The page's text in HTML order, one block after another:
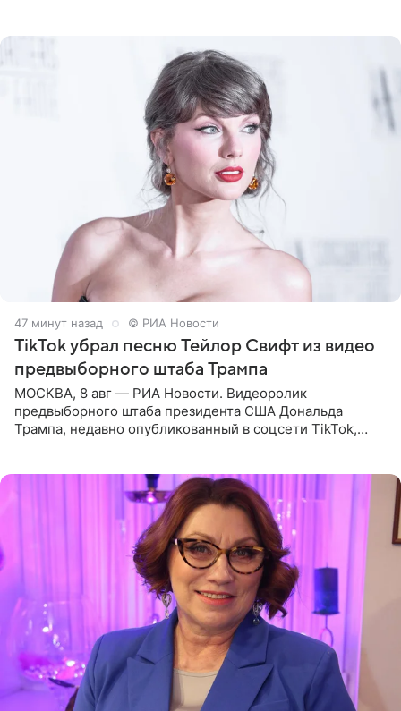
47 минут назад © РИА Новости
TikTok убрал песню Тейлор Свифт из видео
предвыборного штаба Трампа
МОСКВА, 8 авг — РИА Новости. Видеоролик
предвыборного штаба президента США Дональда
Трампа, недавно опубликованный в соцсети TikTok,